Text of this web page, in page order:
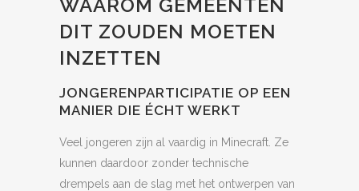
WAAROM GEMEENTEN
DIT ZOUDEN MOETEN
INZETTEN
JONGERENPARTICIPATIE OP EEN
MANIER DIE ÉCHT WERKT
Veel jongeren zijn al vaardig in Minecraft. Ze
kunnen daardoor zonder technische
drempels aan de slag met het ontwerpen van